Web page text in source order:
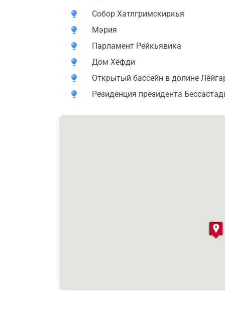
Собор Хатлгримскиркья
Мэрия
Парламент Рейкьявика
Дом Хёфди
Открытый бассейн в долине
Резиденция президента